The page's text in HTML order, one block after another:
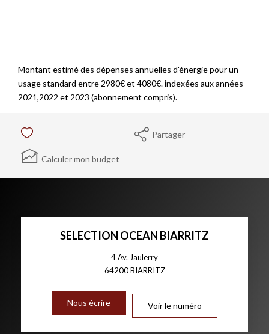
Montant estimé des dépenses annuelles d'énergie pour un
usage standard entre 2980€ et 4080€. indexées aux années
2021,2022 et 2023 (abonnement compris).
Partager
Calculer mon budget
SELECTION OCEAN BIARRITZ
4 Av. Jaulerry
64200BIARRITZ
Nous écrire Voir le numéro